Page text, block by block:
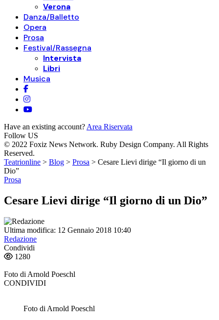
Verona
Danza/Balletto
Opera
Prosa
Festival/Rassegna
Intervista
Libri
Musica
Have an existing account? Area Riservata
Follow US
© 2022 Foxiz News Network. Ruby Design Company. All Rights
Reserved.
Teatrionline > Blog > Prosa > Cesare Lievi dirige “Il giorno di un
Dio”
Prosa
Cesare Lievi dirige “Il giorno di un Dio”
Ultima modifica: 12 Gennaio 2018 10:40
Redazione
Condividi
1280
Foto di Arnold Poeschl
CONDIVIDI
Foto di Arnold Poeschl